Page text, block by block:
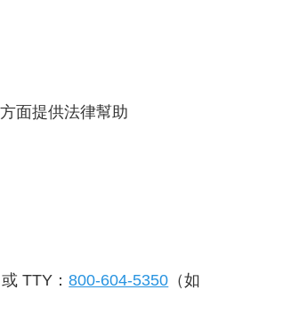
面提供法律幫助
TTY：800-604-5350 （如